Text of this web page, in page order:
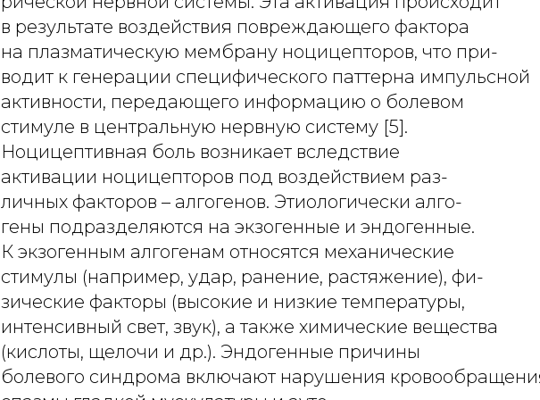
в результате воздействия повреждающего фактора
на плазматическую мембрану ноцицепторов, что при-
водит к генерации специфического паттерна импульсной
активности, передающего информацию о болевом
стимуле в центральную нервную систему [5].
Ноцицептивная боль возникает вследствие
активации ноцицепторов под воздействием раз-
личных факторов – алгогенов. Этиологически алго-
гены подразделяются на экзогенные и эндогенные.
К экзогенным алгогенам относятся механические
стимулы (например, удар, ранение, растяжение), фи-
зические факторы (высокие и низкие температуры,
интенсивный свет, звук), а также химические вещества
(кислоты, щелочи и др.). Эндогенные причины
болевого синдрома включают нарушения